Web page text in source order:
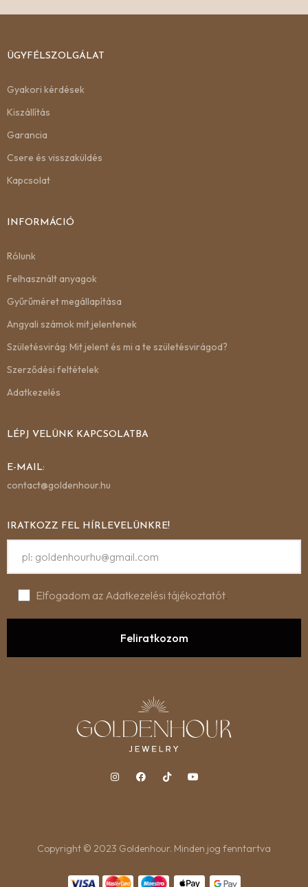
ÜGYFÉLSZOLGÁLAT
Gyakori kérdések
Kiszállítás
Garancia
Csere és visszaküldés
Kapcsolat
INFORMÁCIÓ
Rólunk
Felhasznált anyagok
Gyűrűméret megállapítása
Angyali számok mit jelentenek
Születésvirág: Mit jelent és mi a te születésvirágod?
Szerződési feltételek
Adatkezelés
LÉPJ VELÜNK KAPCSOLATBA
E-MAIL:
contact@goldenhour.hu
IRATKOZZ FEL HÍRLEVELÜNKRE!
Elfogadom az Adatkezelési tájékoztatót.
Copyright © 2023 Goldenhour. Minden jog fenntartva